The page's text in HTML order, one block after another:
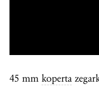
45 mm koperta